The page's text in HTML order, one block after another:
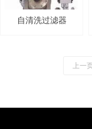
自清洗过滤器
上一